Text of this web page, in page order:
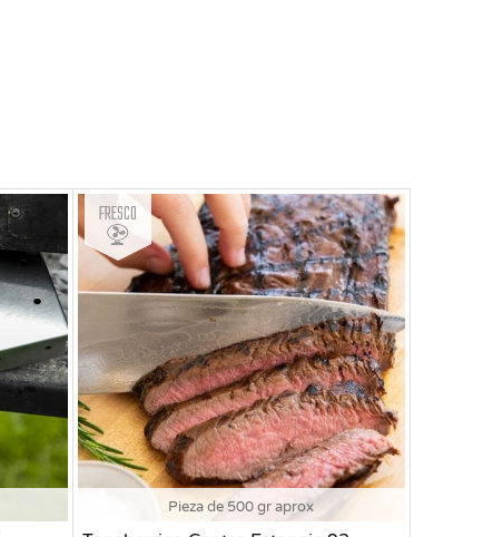
Pieza de 500 gr aprox
Fresco